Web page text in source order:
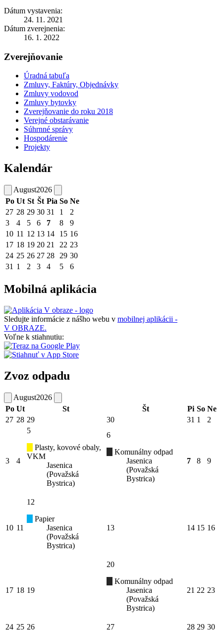
Dátum vystavenia:
24. 11. 2021
Dátum zverejnenia:
16. 1. 2022
Zverejňovanie
Úradná tabuľa
Zmluvy, Faktúry, Objednávky
Zmluvy vodovod
Zmluvy bytovky
Zverejňovanie do roku 2018
Verejné obstarávanie
Súhrnné správy
Hospodárenie
Projekty
Kalendár
August2026
Po Ut St Št Pia So Ne
27 28 29 30 31 1
2
3
4 5 6 7 8
9
10 11 12 13 14 15 16
17 18 19 20 21 22 23
24 25 26 27 28 29 30
31 1 2 3 4 5 6
Mobilná aplikácia
Sledujte informácie z nášho webu v mobilnej aplikácii -
V OBRAZE.
Voľne k stiahnutiu:
Zvoz odpadu
August2026
Po Ut St Št Pi So Ne
27 28 29 30 31 1 2
3 4
5
Plasty, kovové obaly,
VKM
Jasenica
(Považská
Bystrica)
6
Komunálny odpad
Jasenica
(Považská
Bystrica)
7 8 9
10 11
12
Papier
Jasenica
(Považská
Bystrica)
13 14 15 16
17 18 19
20
Komunálny odpad
Jasenica
(Považská
Bystrica)
21 22 23
24 25 26 27 28 29 30